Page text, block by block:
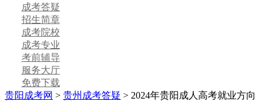
成考答疑
招生简章
成考院校
成考专业
考前辅导
服务大厅
免费下载
贵阳成考网 > 贵州成考答疑 > 2024年贵阳成人高考就业方向